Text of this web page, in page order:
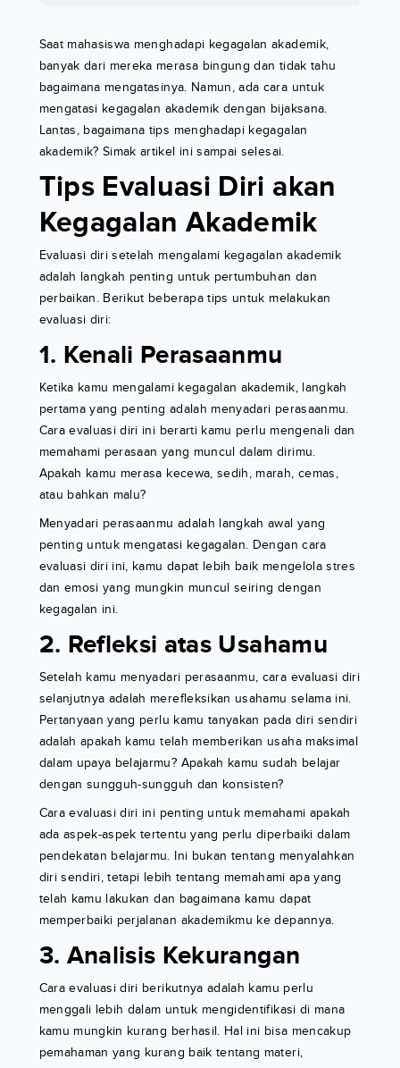
Saat mahasiswa menghadapi kegagalan akademik,
banyak dari mereka merasa bingung dan tidak tahu
bagaimana mengatasinya. Namun, ada cara untuk
mengatasi kegagalan akademik dengan bijaksana.
Lantas, bagaimana tips menghadapi kegagalan
akademik? Simak artikel ini sampai selesai.
Tips Evaluasi Diri akan
Kegagalan Akademik
Evaluasi diri setelah mengalami kegagalan akademik
adalah langkah penting untuk pertumbuhan dan
perbaikan. Berikut beberapa tips untuk melakukan
evaluasi diri:
1. Kenali Perasaanmu
Ketika kamu mengalami kegagalan akademik, langkah
pertama yang penting adalah menyadari perasaanmu.
Cara evaluasi diri ini berarti kamu perlu mengenali dan
memahami perasaan yang muncul dalam dirimu.
Apakah kamu merasa kecewa, sedih, marah, cemas,
atau bahkan malu?
Menyadari perasaanmu adalah langkah awal yang
penting untuk mengatasi kegagalan. Dengan cara
evaluasi diri ini, kamu dapat lebih baik mengelola stres
dan emosi yang mungkin muncul seiring dengan
kegagalan ini.
2. Refleksi atas Usahamu
Setelah kamu menyadari perasaanmu, cara evaluasi diri
selanjutnya adalah merefleksikan usahamu selama ini.
Pertanyaan yang perlu kamu tanyakan pada diri sendiri
adalah apakah kamu telah memberikan usaha maksimal
dalam upaya belajarmu? Apakah kamu sudah belajar
dengan sungguh-sungguh dan konsisten?
Cara evaluasi diri ini penting untuk memahami apakah
ada aspek-aspek tertentu yang perlu diperbaiki dalam
pendekatan belajarmu. Ini bukan tentang menyalahkan
diri sendiri, tetapi lebih tentang memahami apa yang
telah kamu lakukan dan bagaimana kamu dapat
memperbaiki perjalanan akademikmu ke depannya.
3. Analisis Kekurangan
Cara evaluasi diri berikutnya adalah kamu perlu
menggali lebih dalam untuk mengidentifikasi di mana
kamu mungkin kurang berhasil. Hal ini bisa mencakup
pemahaman yang kurang baik tentang materi,